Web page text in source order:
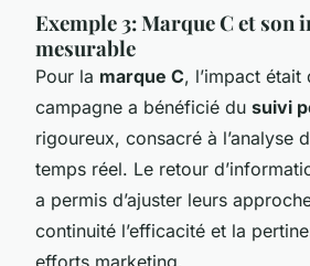
Exemple 3: Marque C et son
mesurable
Pour la marque C, l’impact
campagne a bénéficié du suivi
rigoureux, consacré à l’analyse
temps réel. Le retour
a permis d’ajuster leurs
continuité l’efficacité et la
efforts marketing.